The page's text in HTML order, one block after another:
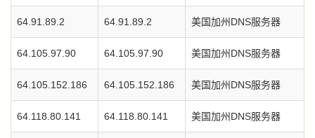
64.91.89.2 64.91.89.2 美国加州DNS服务器
64.105.97.90 64.105.97.90 美国加州DNS服务器
64.105.152.186 64.105.152.186 美国加州DNS服务器
64.118.80.141 64.118.80.141 美国加州DNS服务器